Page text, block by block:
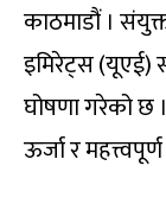
काठमाडौं ।
इमिरेट्स (यूएई)
घोषणा गरेको छ
ऊर्जा र